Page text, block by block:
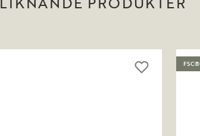
FSC®